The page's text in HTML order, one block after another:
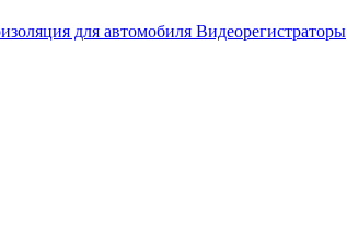
для автомобиля Видеорегистраторы